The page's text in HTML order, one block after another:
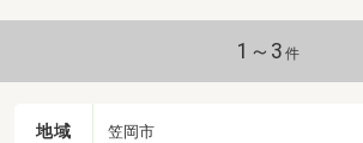
1～3 件
地域 笠岡市